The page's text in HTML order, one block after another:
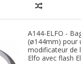
A144-ELFO -
(ø144mm) pour
modificateur de
Elfo avec flash